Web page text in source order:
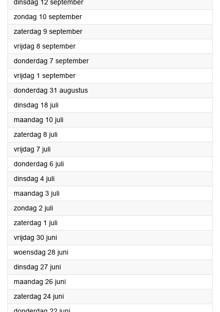
dinsdag 12 september
zondag 10 september2023
zaterdag 9 september2023
vrijdag 8 september2023
donderdag 7 september2023
vrijdag 1 september2023
donderdag 31 augustus2023
dinsdag 18 juli2023
maandag 10 juli2023
zaterdag 8 juli2023
vrijdag 7 juli2023
donderdag 6 juli2023
dinsdag 4 juli2023
maandag 3 juli2023
zondag 2 juli2023
zaterdag 1 juli2023
vrijdag 30 juni2023
woensdag 28 juni2023
dinsdag 27 juni2023
maandag 26 juni2023
zaterdag 24 juni2023